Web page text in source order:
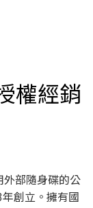
權經銷
部隨身碟的公
創立。擁有國